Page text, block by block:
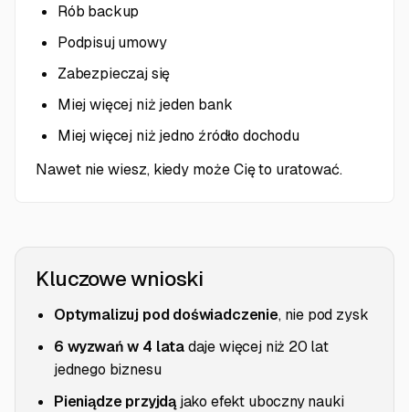
Rób backup
Podpisuj umowy
Zabezpieczaj się
Miej więcej niż jeden bank
Miej więcej niż jedno źródło dochodu
Nawet nie wiesz, kiedy może Cię to uratować.
Kluczowe wnioski
Optymalizuj pod doświadczenie, nie pod zysk
6 wyzwań w 4 latadaje więcej niż 20 lat
jednego biznesu
Pieniądze przyjdą jako efekt uboczny nauki